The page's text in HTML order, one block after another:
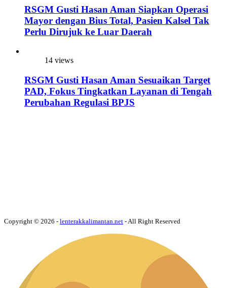
RSGM Gusti Hasan Aman Siapkan Operasi
Mayor dengan Bius Total, Pasien Kalsel Tak
Perlu Dirujuk ke Luar Daerah
14 views
RSGM Gusti Hasan Aman Sesuaikan Target
PAD, Fokus Tingkatkan Layanan di Tengah
Perubahan Regulasi BPJS
Copyright © 2026 - lenterakkalimantan.net - All Right Reserved